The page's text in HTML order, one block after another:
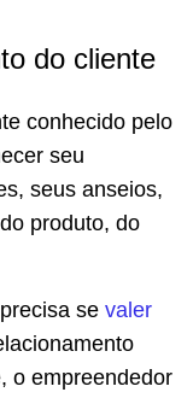
do cliente
conhecido pelo
seu
seus anseios,
produto, do
se valer
o empreendedor